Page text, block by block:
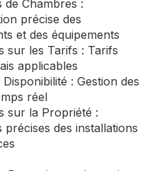
de Chambres :
précise des
et des équipements
sur les Tarifs : Tarifs
applicables
: Gestion des
réel
sur la Propriété :
précises des installations